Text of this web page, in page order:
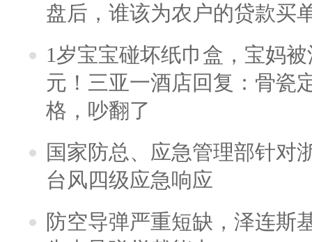
盘后，谁该为农户的贷款买
1岁宝宝碰坏纸巾盒，宝妈
元！三亚一酒店回复：骨瓷
格，吵翻了
国家防总、应急管理部针对
台风四级应急响应
防空导弹严重短缺，泽连斯